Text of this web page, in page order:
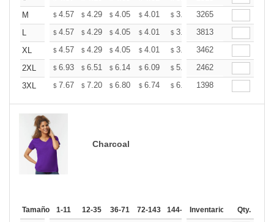
M
$ 4.57 $ 4.29 $ 4.05 $ 4.01 $ 3.94 $3.91
3265
L
$ 4.57 $ 4.29 $ 4.05 $ 4.01 $ 3.94 $3.91
3813
XL
$ 4.57 $ 4.29 $ 4.05 $ 4.01 $ 3.94 $3.91
3462
2XL
$ 6.93 $ 6.51 $ 6.14 $ 6.09 $ 5.99 $5.93
2462
3XL
$ 7.67 $ 7.20 $ 6.80 $ 6.74 $ 6.62 $6.57
1398
Charcoal
Tamaño 1-11 12-35 36-71 72-143 144-287 288 + Más
Inventario Qty.